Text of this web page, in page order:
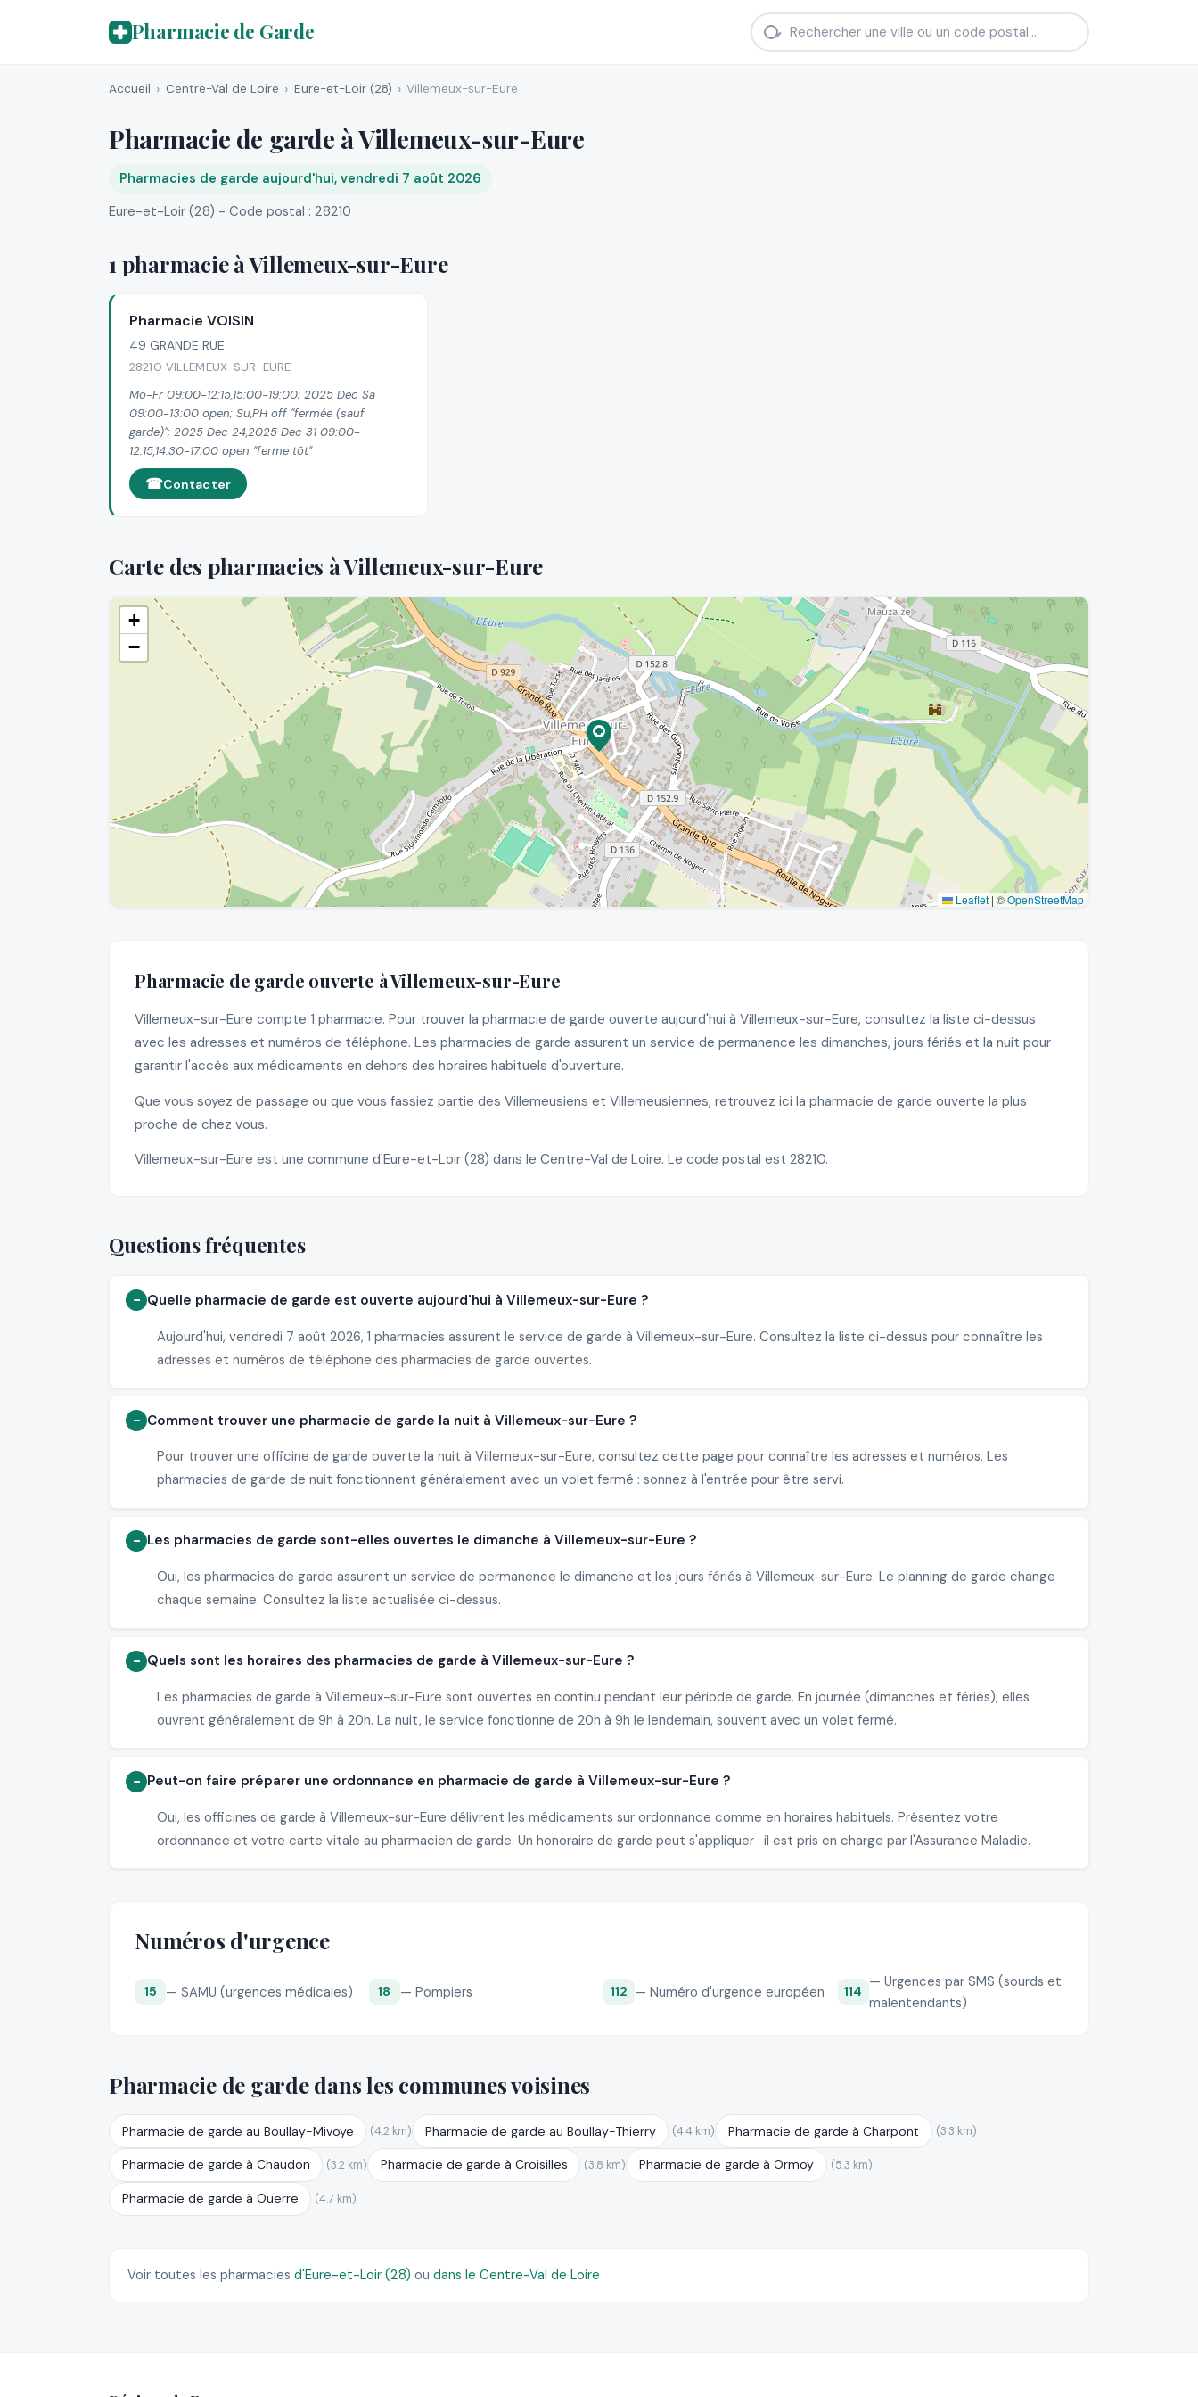
Pharmacie de Garde
Accueil Centre-Val de Loire Eure-et-Loir (28) Villemeux-sur-Eure
Pharmacie de garde à Villemeux-sur-Eure
Pharmacies de garde aujourd'hui, vendredi 7 août 2026
Eure-et-Loir (28) - Code postal : 28210
1 pharmacie à Villemeux-sur-Eure
Pharmacie VOISIN
49 GRANDE RUE
28210 VILLEMEUX-SUR-EURE
Mo-Fr 09:00-12:15,15:00-19:00; 2025 Dec Sa
09:00-13:00 open; Su,PH off "fermée (sauf
garde)"; 2025 Dec 24,2025 Dec 31 09:00-
12:15,14:30-17:00 open "ferme tôt"
Contacter
Carte des pharmacies à Villemeux-sur-Eure
+
−
Leaflet | ©OpenStreetMap
Pharmacie de garde ouverte à Villemeux-sur-Eure
Villemeux-sur-Eure compte 1 pharmacie. Pour trouver la pharmacie de garde ouverte aujourd'hui à Villemeux-sur-Eure, consultez la liste ci-dessus
avec les adresses et numéros de téléphone. Les pharmacies de garde assurent un service de permanence les dimanches, jours fériés et la nuit pour
garantir l'accès aux médicaments en dehors des horaires habituels d'ouverture.
Que vous soyez de passage ou que vous fassiez partie des Villemeusiens et Villemeusiennes, retrouvez ici la pharmacie de garde ouverte la plus
proche de chez vous.
Villemeux-sur-Eure est une commune d'Eure-et-Loir (28) dans le Centre-Val de Loire. Le code postal est 28210.
Questions fréquentes
Quelle pharmacie de garde est ouverte aujourd'hui à Villemeux-sur-Eure ?
Aujourd'hui, vendredi 7 août 2026, 1 pharmacies assurent le service de garde à Villemeux-sur-Eure. Consultez la liste ci-dessus pour connaître les
adresses et numéros de téléphone des pharmacies de garde ouvertes.
Comment trouver une pharmacie de garde la nuit à Villemeux-sur-Eure ?
Pour trouver une officine de garde ouverte la nuit à Villemeux-sur-Eure, consultez cette page pour connaître les adresses et numéros. Les
pharmacies de garde de nuit fonctionnent généralement avec un volet fermé : sonnez à l'entrée pour être servi.
Les pharmacies de garde sont-elles ouvertes le dimanche à Villemeux-sur-Eure ?
Oui, les pharmacies de garde assurent un service de permanence le dimanche et les jours fériés à Villemeux-sur-Eure. Le planning de garde change
chaque semaine. Consultez la liste actualisée ci-dessus.
Quels sont les horaires des pharmacies de garde à Villemeux-sur-Eure ?
Les pharmacies de garde à Villemeux-sur-Eure sont ouvertes en continu pendant leur période de garde. En journée (dimanches et fériés), elles
ouvrent généralement de 9h à 20h. La nuit, le service fonctionne de 20h à 9h le lendemain, souvent avec un volet fermé.
Peut-on faire préparer une ordonnance en pharmacie de garde à Villemeux-sur-Eure ?
Oui, les officines de garde à Villemeux-sur-Eure délivrent les médicaments sur ordonnance comme en horaires habituels. Présentez votre
ordonnance et votre carte vitale au pharmacien de garde. Un honoraire de garde peut s'appliquer : il est pris en charge par l'Assurance Maladie.
Numéros d'urgence
15 — SAMU (urgences médicales) 18 — Pompiers 112 — Numéro d'urgence européen 114
— Urgences par SMS (sourds et
malentendants)
Pharmacie de garde dans les communes voisines
Pharmacie de garde au Boullay-Mivoye (4.2 km) Pharmacie de garde au Boullay-Thierry (4.4 km) Pharmacie de garde à Charpont (3.3 km)
Pharmacie de garde à Chaudon (3.2 km) Pharmacie de garde à Croisilles (3.8 km) Pharmacie de garde à Ormoy (5.3 km)
Pharmacie de garde à Ouerre (4.7 km)
Voir toutes les pharmacies d'Eure-et-Loir (28) ou dans le Centre-Val de Loire